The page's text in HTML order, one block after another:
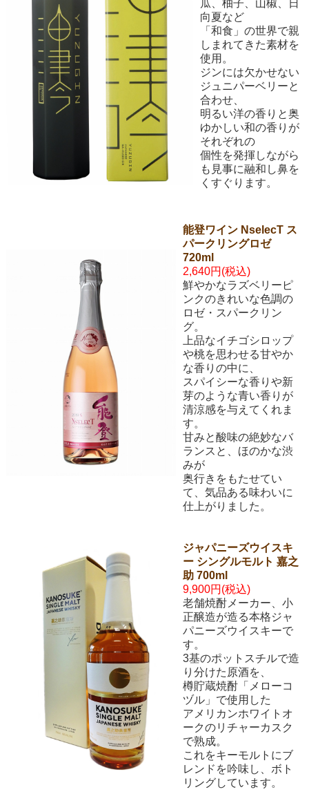
瓜、柚子、山椒、日
向夏など
「和食」の世界で親
しまれてきた素材を
使用。
ジンには欠かせない
ジュニパーベリーと
合わせ、
明るい洋の香りと奥
ゆかしい和の香りが
それぞれの
個性を発揮しながら
も見事に融和し鼻を
くすぐります。
能登ワイン NselecT ス
パークリングロゼ
720ml
2,640円(税込)
鮮やかなラズベリーピ
ンクのきれいな色調の
ロゼ・スパークリン
グ。
上品なイチゴシロップ
や桃を思わせる甘やか
な香りの中に、
スパイシーな香りや新
芽のような青い香りが
清涼感を与えてくれま
す。
甘みと酸味の絶妙なバ
ランスと、ほのかな渋
みが
奥行きをもたせてい
て、気品ある味わいに
仕上がりました。
ジャパニーズウイスキ
ー シングルモルト 嘉之
助 700ml
9,900円(税込)
老舗焼酎メーカー、小
正醸造が造る本格ジャ
パニーズウイスキーで
す。
3基のポットスチルで造
り分けた原酒を、
樽貯蔵焼酎「メローコ
ヅル」で使用した
アメリカンホワイトオ
ークのリチャーカスク
で熟成。
これをキーモルトにブ
レンドを吟味し、ボト
リングしています。